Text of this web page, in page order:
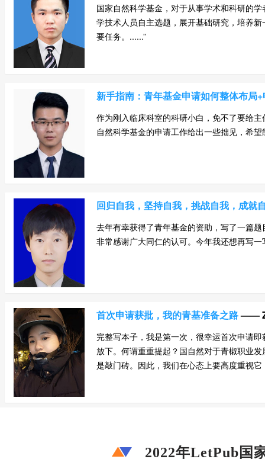
国家自然科学基金，对于从事学术和科研的
学技术人员自主选题，展开基础研究，培养
要任务。......”
新手指南：青年基金申请如何整体布局
作为刚入临床科室的科研小白，免不了要给
自然科学基金的申请工作给出一些拙见，希
回归自我，坚持自我，挑战自我，成就
去年有幸获得了青年基金的资助，写了一篇
非常感谢广大同仁的认可。今年我还想再写
首次申请获批，我的青基准备之路——
完整写本子，我是第一次，很幸运首次申请
放下。何谓重重提起？国自然对于青椒职业
是敲门砖。因此，我们在心态上要高度重视
2022年LetPub国